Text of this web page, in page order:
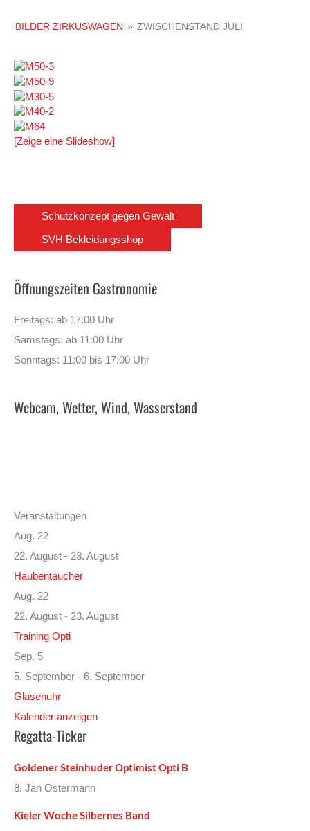
BILDER ZIRKUSWAGEN » ZWISCHENSTAND JULI
[Zeige eine Slideshow]
Schutzkonzept gegen Gewalt
SVH Bekleidungsshop
Öffnungszeiten Gastronomie
Freitags: ab 17:00 Uhr
Samstags: ab 11:00 Uhr
Sonntags: 11:00 bis 17:00 Uhr
Webcam, Wetter, Wind, Wasserstand
Veranstaltungen
Aug. 22
22. August - 23. August
Haubentaucher
Aug. 22
22. August - 23. August
Training Opti
Sep. 5
5. September - 6. September
Glasenuhr
Kalender anzeigen
Regatta-Ticker
Goldener Steinhuder Optimist Opti B
8. Jan Ostermann
Kieler Woche Silbernes Band